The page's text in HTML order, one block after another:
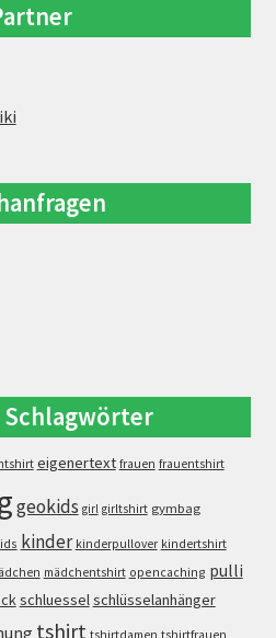
eigenertext frauen frauentshirt
geokids girl girltshirt gymbag
kinder kinderpullover kindertshirt
mädchentshirt opencaching pulli
schluesselschlüsselanhänger
tshirt tshirtdamen tshirtfrauen